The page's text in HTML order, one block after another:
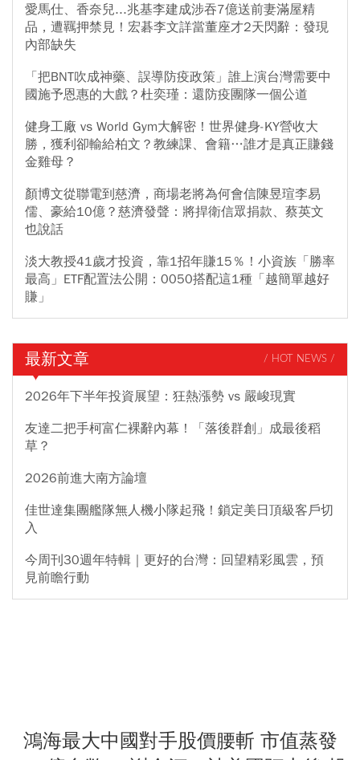
愛馬仕、香奈兒...兆基李建成涉吞7億送前妻滿屋精
品，遭羈押禁見！宏碁李文詳當董座才2天閃辭：發現
內部缺失
「把BNT吹成神藥、誤導防疫政策」誰上演台灣需要中
國施予恩惠的大戲？杜奕瑾：還防疫團隊一個公道
健身工廠 vs World Gym大解密！世界健身-KY營收大
勝，獲利卻輸給柏文？教練課、會籍…誰才是真正賺錢
金雞母？
顏博文從聯電到慈濟，商場老將為何會信陳昱瑄李易
儒、豪給10億？慈濟發聲：將捍衛信眾捐款、蔡英文
也說話
淡大教授41歲才投資，靠1招年賺15％！小資族「勝率
最高」ETF配置法公開：0050搭配這1種「越簡單越好
賺」
最新文章 / HOT NEWS /
2026年下半年投資展望：狂熱漲勢 vs 嚴峻現實
友達二把手柯富仁裸辭內幕！「落後群創」成最後稻
草？
2026前進大南方論壇
佳世達集團艦隊無人機小隊起飛！鎖定美日頂級客戶切
入
今周刊30週年特輯｜更好的台灣：回望精彩風雲，預
見前瞻行動
鴻海最大中國對手股價腰斬 市值蒸發